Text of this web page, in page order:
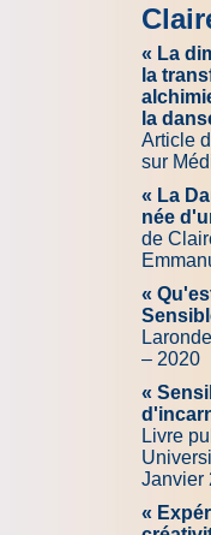
« La
la
la
Article
sur
« La
née
de
«
– 2020
«
Livre
Janvier
«